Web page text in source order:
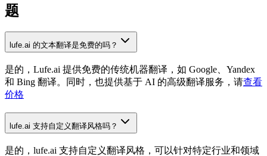
题
lufe.ai 的文本翻译是免费的吗？
是的，Lufe.ai 提供免费的传统机器翻译，如 Google、Yandex
和 Bing 翻译。同时，也提供基于 AI 的高级翻译服务，请查看
价格
lufe.ai 支持自定义翻译风格吗？
是的，lufe.ai 支持自定义翻译风格，可以针对特定行业和领域